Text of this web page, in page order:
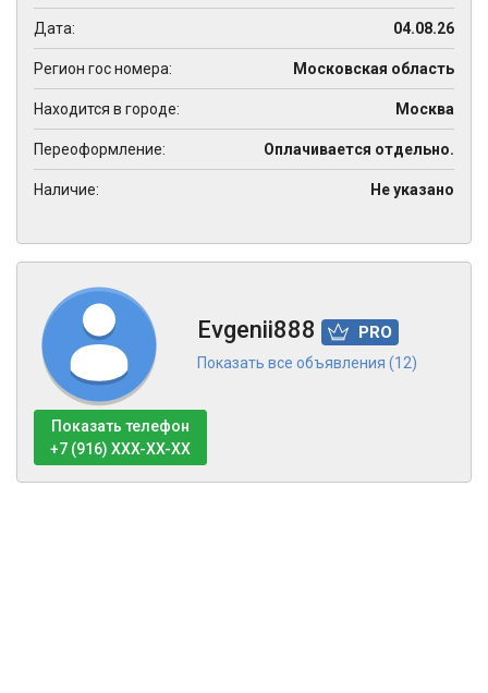
Дата: 04.08.26
Регион гос номера: Московская область
Находится в городе: Москва
Переоформление: Оплачивается отдельно.
Наличие: Не указано
Evgenii888 PRO
Показать все объявления (12)
Показать телефон
+7 (916) XXX-XX-XX